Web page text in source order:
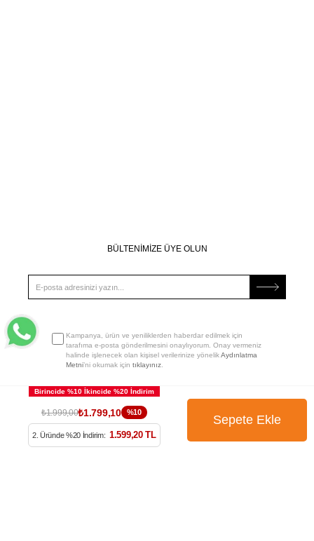
₺1.999,00₺1.799,10 %10
2. Üründe %20 İndirim: 1.599,20 TL
BÜLTENİMİZE ÜYE OLUN
Kampanya, ürün ve yeniliklerden haberdar edilmek için
tarafıma e-posta gönderilmesini onaylıyorum. Onay vermeniz
halinde işlenecek olan kişisel verilerinize yönelikAydınlatma
Metni’ni okumak için tıklayınız.